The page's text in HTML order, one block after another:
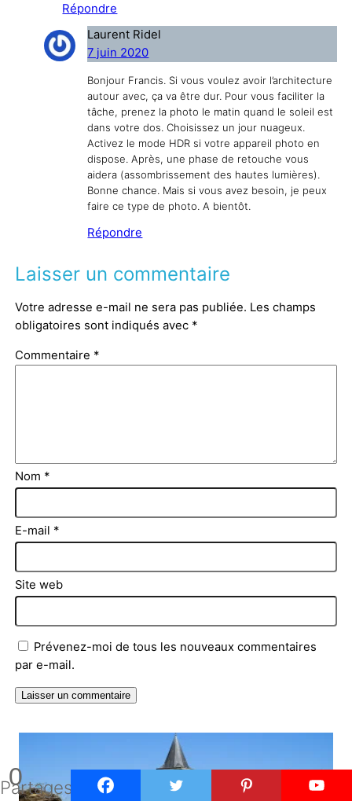
0
Partages
Répondre
Laurent Ridel
7 juin 2020
Bonjour Francis. Si vous voulez avoir l’architecture
autour avec, ça va être dur. Pour vous faciliter la
tâche, prenez la photo le matin quand le soleil est
dans votre dos. Choisissez un jour nuageux.
Activez le mode HDR si votre appareil photo en
dispose. Après, une phase de retouche vous
aidera (assombrissement des hautes lumières).
Bonne chance. Mais si vous avez besoin, je peux
faire ce type de photo. A bientôt.
Répondre
Laisser un commentaire
Votre adresse e-mail ne sera pas publiée. Les champs
obligatoires sont indiqués avec *
Commentaire *
Nom *
E-mail *
Site web
Prévenez-moi de tous les nouveaux commentaires
par e-mail.